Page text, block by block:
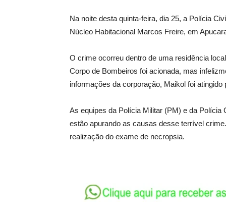
Na noite desta quinta-feira, dia 25, a Polícia
Núcleo Habitacional Marcos Freire, em
O crime ocorreu dentro de uma residência
Corpo de Bombeiros foi acionada, mas
informações da corporação, Maikol foi
As equipes da Polícia Militar (PM) e da
estão apurando as causas desse terrível
realização do exame de necropsia.